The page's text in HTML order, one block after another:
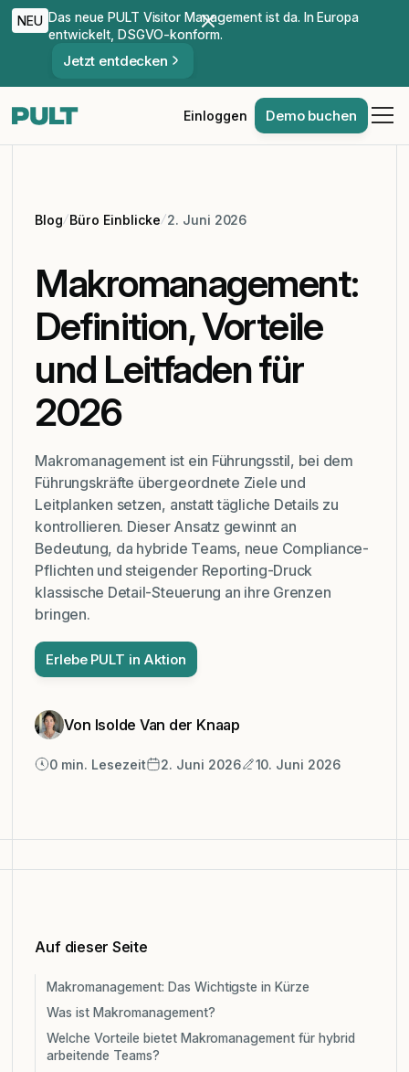
NEU Das neue PULT Visitor Management ist da. In Europa
entwickelt, DSGVO-konform.
Jetzt entdecken
Einloggen Demo buchen
Blog Büro Einblicke 2. Juni 2026
Makromanagement:
Definition, Vorteile
und Leitfaden für
2026
Makromanagement ist ein Führungsstil, bei dem
Führungskräfte übergeordnete Ziele und
Leitplanken setzen, anstatt tägliche Details zu
kontrollieren. Dieser Ansatz gewinnt an
Bedeutung, da hybride Teams, neue Compliance-
Pflichten und steigender Reporting-Druck
klassische Detail-Steuerung an ihre Grenzen
bringen.
Erlebe PULT in Aktion
Von Isolde Van der Knaap
0 min. Lesezeit 2. Juni 2026 10. Juni 2026
Auf dieser Seite
Makromanagement: Das Wichtigste in Kürze
Was ist Makromanagement?
Welche Vorteile bietet Makromanagement für hybrid
arbeitende Teams?